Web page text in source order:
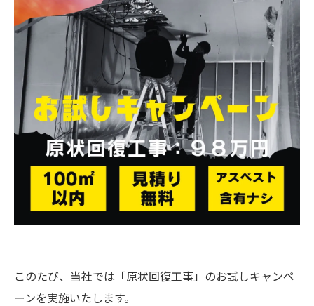
このたび、当社では「原状回復工事」のお試しキャンペ
ーンを実施いたします。